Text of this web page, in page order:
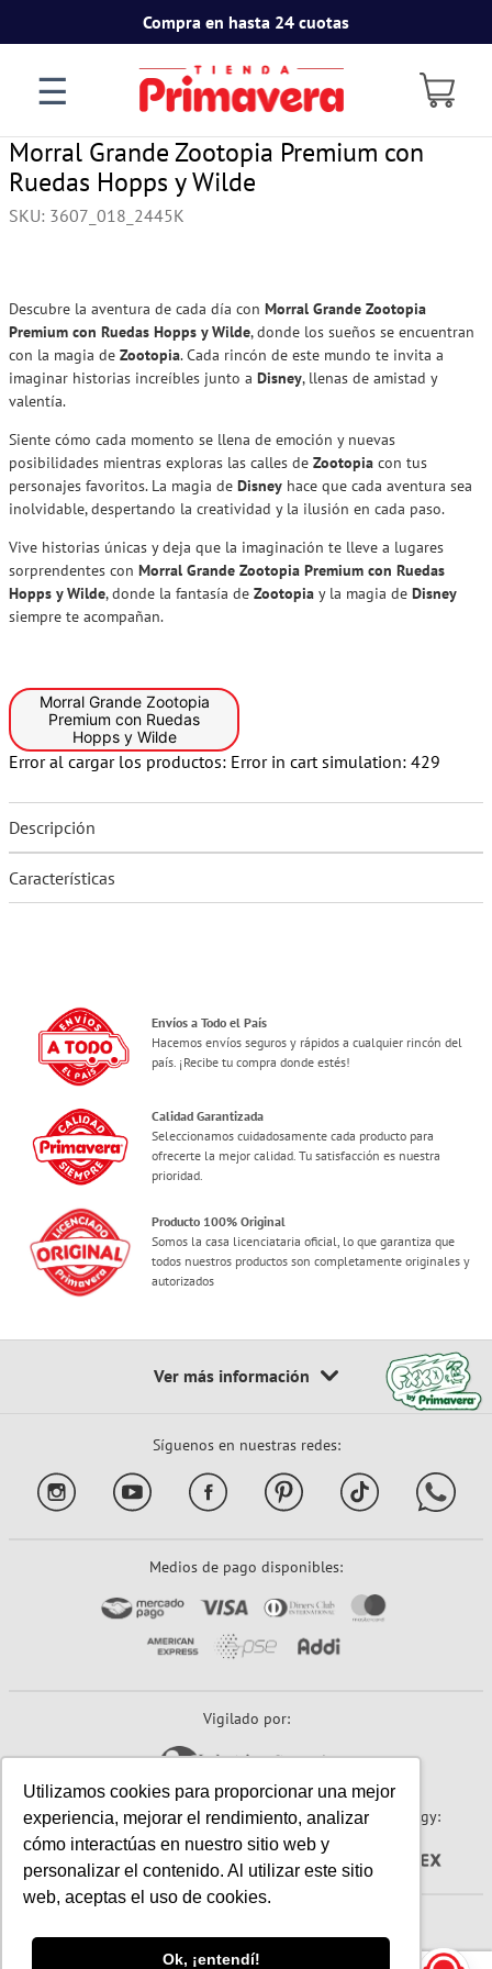
Utilizamos cookies para proporcionar una mejor
experiencia, mejorar el rendimiento, analizar
cómo interactúas en nuestro sitio web y
personalizar el contenido. Al utilizar este sitio
web, aceptas el uso de cookies.
Ok, ¡entendí!
Compra en hasta 24 cuotas
☰
Morral Grande Zootopia Premium con
Ruedas Hopps y Wilde
SKU: 3607_018_2445K
Descubre la aventura de cada día con Morral Grande Zootopia
Premium con Ruedas Hopps y Wilde, donde los sueños se encuentran
con la magia de Zootopia. Cada rincón de este mundo te invita a
imaginar historias increíbles junto a Disney, llenas de amistad y
valentía.
Siente cómo cada momento se llena de emoción y nuevas
posibilidades mientras exploras las calles de Zootopia con tus
personajes favoritos. La magia de Disney hace que cada aventura sea
inolvidable, despertando la creatividad y la ilusión en cada paso.
Vive historias únicas y deja que la imaginación te lleve a lugares
sorprendentes con Morral Grande Zootopia Premium con Ruedas
Hopps y Wilde, donde la fantasía de Zootopia y la magia de Disney
siempre te acompañan.
Morral Grande Zootopia
Premium con Ruedas
Hopps y Wilde
Error al cargar los productos: Error in cart simulation: 429
Descripción
Características
Envíos a Todo el País
Hacemos envíos seguros y rápidos a cualquier rincón del
país. ¡Recibe tu compra donde estés!
Calidad Garantizada
Seleccionamos cuidadosamente cada producto para
ofrecerte la mejor calidad. Tu satisfacción es nuestra
prioridad.
Producto 100% Original
Somos la casa licenciataria oficial, lo que garantiza que
todos nuestros productos son completamente originales y
autorizados
Síguenos en nuestras redes:
Medios de pago disponibles:
Vigilado por:
Sitio seguro: Powered By: Technology: